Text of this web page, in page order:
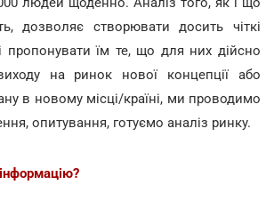
дозволяє створювати досить чіткі
пропонувати їм те, що для них дійсно
на ринок нової концепції або
в новому місці/країні, ми проводимо
опитування, готуємо аналіз ринку.